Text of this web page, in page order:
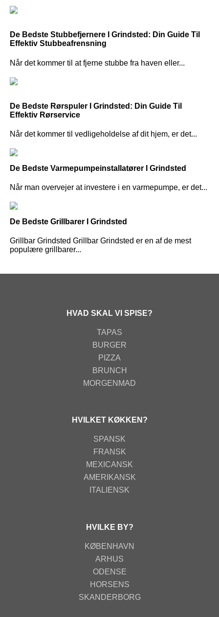
De Bedste Stubbefjernere I Grindsted: Din Guide Til
Effektiv Stubbeafrensning
Når det kommer til at fjerne stubbe fra haven eller...
De Bedste Rørspuler I Grindsted: Din Guide Til
Effektiv Rørservice
Når det kommer til vedligeholdelse af dit hjem, er det...
De Bedste Varmepumpeinstallatører I Grindsted
Når man overvejer at investere i en varmepumpe, er det...
De Bedste Grillbarer I Grindsted
Grillbar Grindsted Grillbar Grindsted er en af de mest
populære grillbarer...
HVAD SKAL VI SPISE?
TAPAS
BURGER
PIZZA
BRUNCH
MORGENMAD
HVILKET KØKKEN?
SPANSK
FRANSK
MEXICANSK
AMERIKANSK
ITALIENSK
HVILKE BY?
KØBENHAVN
ARHUS
ODENSE
HORSENS
SKANDERBORG